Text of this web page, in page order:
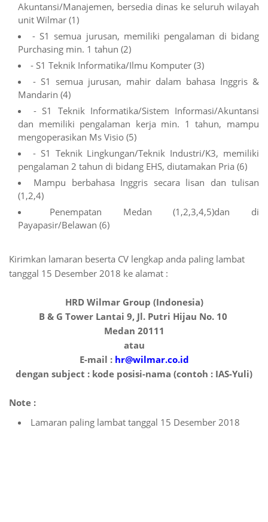
Akuntansi/Manajemen, bersedia dinas ke seluruh wilayah
unit Wilmar (1)
- S1 semua jurusan, memiliki pengalaman di bidang
Purchasing min. 1 tahun (2)
- S1 Teknik Informatika/Ilmu Komputer (3)
- S1 semua jurusan, mahir dalam bahasa Inggris &
Mandarin (4)
- S1 Teknik Informatika/Sistem Informasi/Akuntansi
dan memiliki pengalaman kerja min. 1 tahun, mampu
mengoperasikan Ms Visio (5)
- S1 Teknik Lingkungan/Teknik Industri/K3, memiliki
pengalaman 2 tahun di bidang EHS, diutamakan Pria (6)
Mampu berbahasa Inggris secara lisan dan tulisan
(1,2,4)
Penempatan Medan (1,2,3,4,5)dan di
Payapasir/Belawan (6)
Kirimkan lamaran beserta CV lengkap anda paling lambat
tanggal 15 Desember 2018 ke alamat :
HRD Wilmar Group (Indonesia)
B & G Tower Lantai 9, Jl. Putri Hijau No. 10
Medan 20111
atau
E-mail : hr@wilmar.co.id
dengan subject : kode posisi-nama (contoh : IAS-Yuli)
Note :
Lamaran paling lambat tanggal 15 Desember 2018